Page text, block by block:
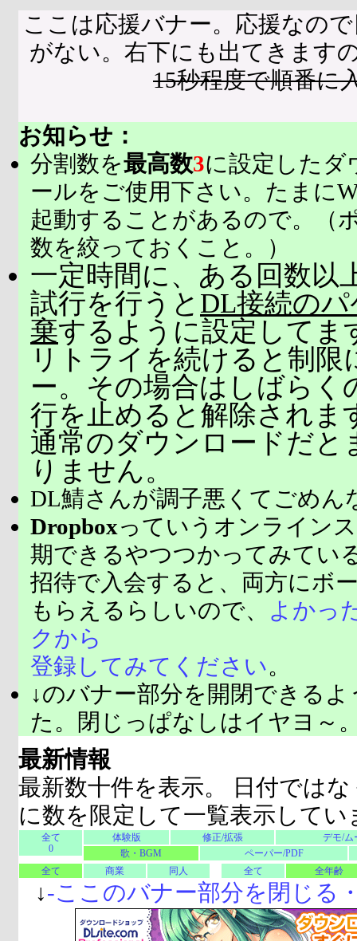
ここは応援バナー。応援なの
がない。右下にも出てきます
15秒程度で順番に
お知らせ：
分割数を最高数3に設定したダ
ールをご使用下さい。たまに
起動することがあるので。（
数を絞っておくこと。）
一定時間に、ある回数以
試行を行うと DL接続の
棄するように設定してま
リトライを続けると制限
ー。その場合はしばらく
行を止めると解除されま
通常のダウンロードだと
りません。
DL鯖さんが調子悪くてごめん
Dropboxっていうオンライン
期できるやつつかってみてい
招待で入会すると、両方にボ
もらえるらしいので、
よかっ
クから
登録してみてください。
↓のバナー部分を開閉できる
た。閉じっぱなしはイヤヨ～
最新情報
最新数十件を表示。 日付では
に数を限定して一覧表示してい
全て
0
体験版 修正/拡張
デモ/ム
歌・BGM
ペーパー/PDF
全て
商業 同人 全て 全年齢
↓-ここのバナー部分を閉じる